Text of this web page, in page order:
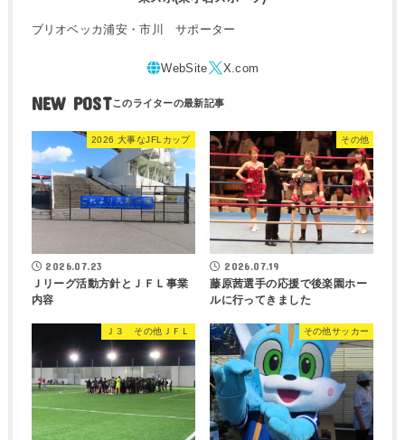
ブリオベッカ浦安・市川 サポーター
NEW POST
2026 大事なJFLカップ
2026.07.23
Ｊリーグ活動方針とＪＦＬ事業
内容
その他
2026.07.19
藤原茜選手の応援で後楽園ホー
ルに行ってきました
Ｊ３ その他ＪＦＬ その他サッカー